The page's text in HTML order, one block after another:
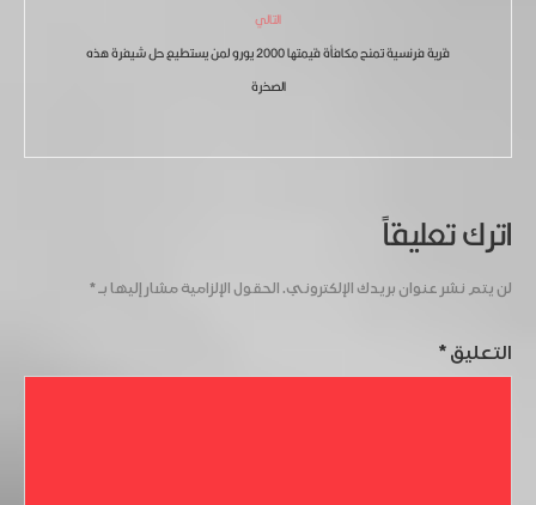
التالي
قرية فرنسية تمنح مكافأة قيمتها 2000 يورو لمن يستطيع حل شيفرة هذه
الصخرة
اترك تعليقاً
لن يتم نشر عنوان بريدك الإلكتروني. الحقول الإلزامية مشار إليها بـ*
التعليق *